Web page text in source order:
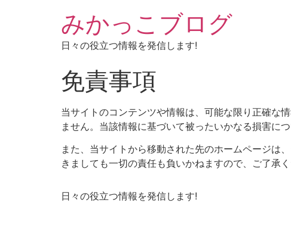
みかっこブログ
日々の役立つ情報を発信します!
免責事項
当サイトのコンテンツや情報は、可能な限り正確な
ません。当該情報に基づいて被ったいかなる損害に
また、当サイトから移動された先のホームページは
きましても一切の責任も負いかねますので、ご了承く
日々の役立つ情報を発信します!